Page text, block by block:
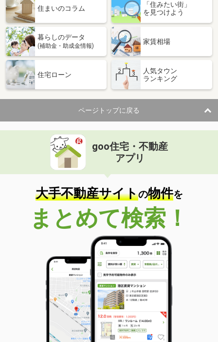
住まいのコラム
「住みたい街」
を見つけよう
暮らしのデータ
(補助金・助成金情報)
家賃相場
住宅ローン
人気タウン
ランキング
ページトップに戻る
goo住宅・不動産
アプリ
大手不動産サイトの物件を
まとめて検索！